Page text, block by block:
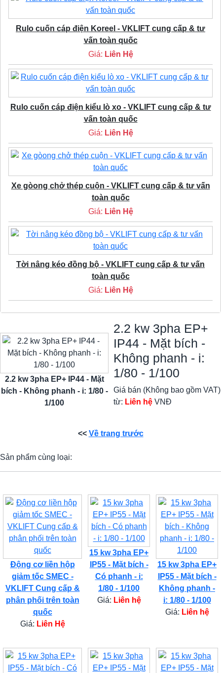
Rulo cuốn cáp điện Koreel - VKLIFT cung cấp & tư
vấn toàn quốc
Giá: Liên Hệ
Rulo cuốn cáp điện kiểu lò xo - VKLIFT cung cấp & tư
vấn toàn quốc
Giá: Liên Hệ
Xe gòong chở thép cuộn - VKLIFT cung cấp & tư vấn
toàn quốc
Giá: Liên Hệ
Tời nâng kéo đồng bộ - VKLIFT cung cấp & tư vấn
toàn quốc
Giá: Liên Hệ
2.2 kw 3pha EP+ IP44 - Mặt
bích - Không phanh - i: 1/80 -
1/100
2.2 kw 3pha EP+
IP44 - Mặt bích -
Không phanh - i:
1/80 - 1/100
Giá bán (Không bao gồm VAT)
từ: Liên hệ VNĐ
<< Về trang trước
Sản phẩm cùng loại:
Động cơ liền hộp
giảm tốc SMEC -
VKLIFT Cung cấp &
phân phối trên toàn
quốc
Giá: Liên Hệ
15 kw 3pha EP+
IP55 - Mặt bích -
Có phanh - i:
1/80 - 1/100
Giá: Liên hệ
15 kw 3pha EP+
IP55 - Mặt bích -
Không phanh -
i: 1/80 - 1/100
Giá: Liên hệ